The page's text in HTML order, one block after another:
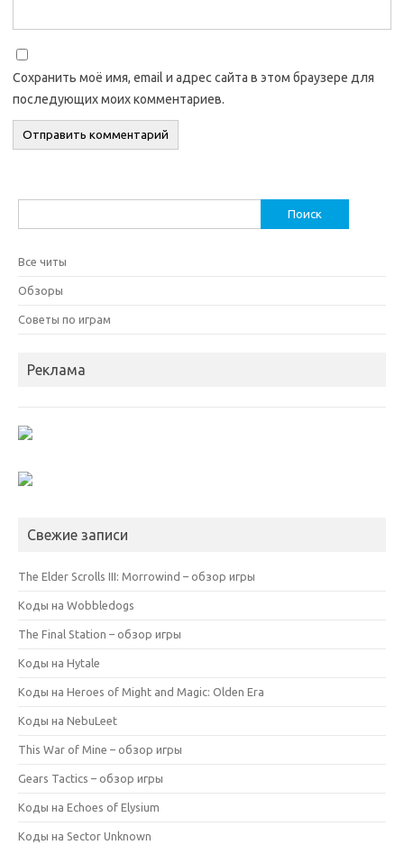
Сохранить моё имя, email и адрес сайта в этом браузере для
последующих моих комментариев.
Все читы
Обзоры
Советы по играм
Реклама
Свежие записи
The Elder Scrolls III: Morrowind – обзор игры
Коды на Wobbledogs
The Final Station – обзор игры
Коды на Hytale
Коды на Heroes of Might and Magic: Olden Era
Коды на NebuLeet
This War of Mine – обзор игры
Gears Tactics – обзор игры
Коды на Echoes of Elysium
Коды на Sector Unknown